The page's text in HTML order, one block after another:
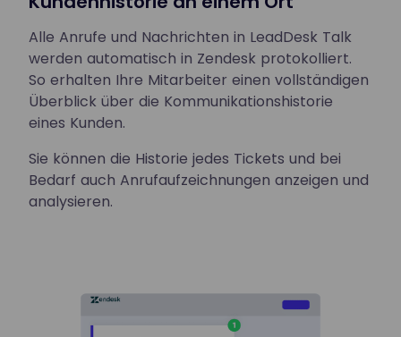
Alle Anrufe und Nachrichten in LeadDesk Talk
werden automatisch in Zendesk protokolliert.
So erhalten Ihre Mitarbeiter einen vollständigen
Überblick über die Kommunikationshistorie
eines Kunden.
Sie können die Historie jedes Tickets und bei
Bedarf auch Anrufaufzeichnungen anzeigen und
analysieren.